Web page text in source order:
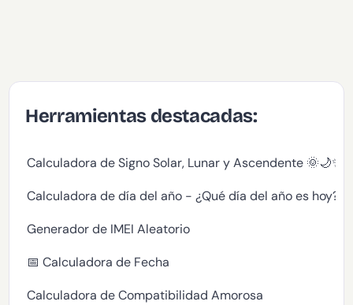
Herramientas destacadas:
Calculadora de Signo Solar, Lunar y Ascendente 🌞🌙✨
Calculadora de día del año - ¿Qué día del año es hoy?
Generador de IMEI Aleatorio
📅 Calculadora de Fecha
Calculadora de Compatibilidad Amorosa